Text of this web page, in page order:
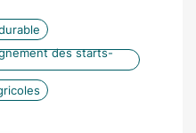
des starts-